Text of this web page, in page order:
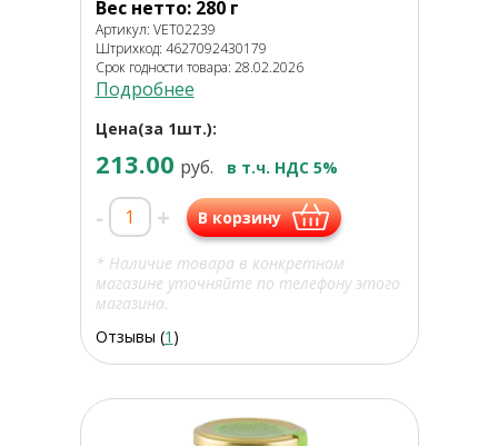
Вес нетто: 280 г
Артикул: VET02239
Штрихкод: 4627092430179
Срок годности товара: 28.02.2026
Подробнее
Цена(за 1шт.):
213.00 руб. в т.ч. НДС 5%
- + В корзину
* Наличие товара в конкретном
магазине уточняйте по телефону этого
магазина.
Отзывы (1 )